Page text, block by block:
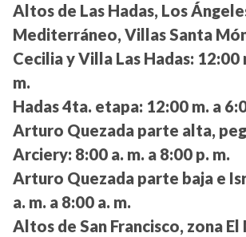
Altos de Las Hadas, Los
Mediterráneo, Villas Santa
Cecilia y Villa Las Hadas: 12:00
m.
Hadas 4ta. etapa: 12:00 m. a
Arturo Quezada parte alta,
Arciery: 8:00 a. m. a 8:00 p. m.
Arturo Quezada parte baja e
a. m. a 8:00 a. m.
Altos de San Francisco, zona